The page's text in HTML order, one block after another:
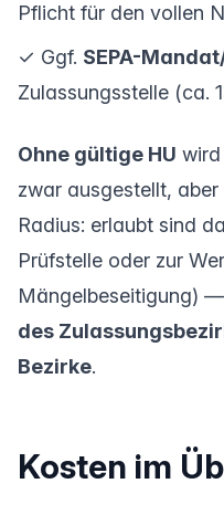
Pflicht für den vollen
✓ Ggf. SEPA-
Zulassungsstelle (ca.
Ohne gültige HU wird
zwar ausgestellt,
Radius: erlaubt sind
Prüfstelle oder zur
Mängelbeseitigung)
des
Bezirke.
Kosten im